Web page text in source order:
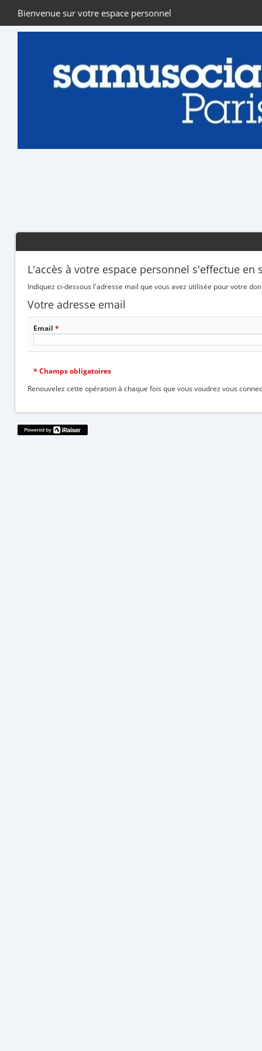
Bienvenue sur votre espace personnel
L'accès à votre espace personnel s'effectue
Indiquez ci-dessous l'adresse mail que vous avez utilisée pour votre
Votre adresse email
Email *
* Champs obligatoires
Renouvelez cette opération à chaque fois que vous voudrez vous